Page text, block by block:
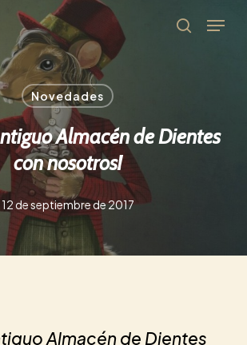
Menu
Novedades
Almacén de Dientes
con nosotros!
12 de septiembre de 2017
Almacén de Dientes